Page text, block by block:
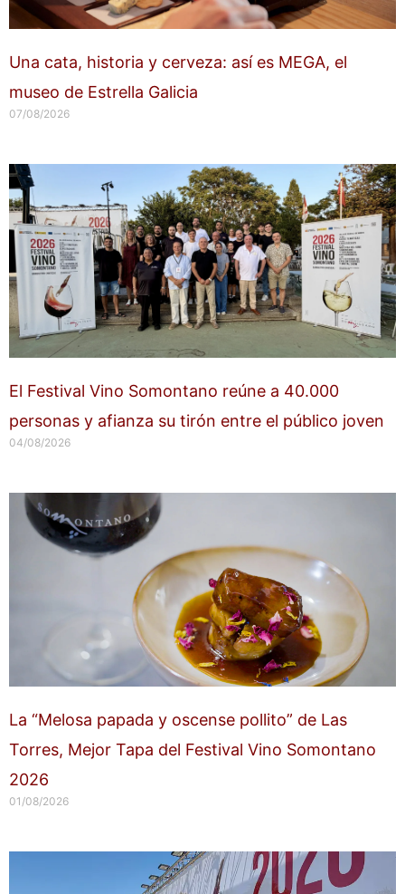
Una cata, historia y cerveza: así es MEGA, el
museo de Estrella Galicia
07/08/2026
El Festival Vino Somontano reúne a 40.000
personas y afianza su tirón entre el público joven
04/08/2026
La “Melosa papada y oscense pollito” de Las
Torres, Mejor Tapa del Festival Vino Somontano
2026
01/08/2026